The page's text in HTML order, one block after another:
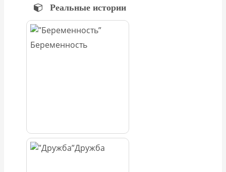
Реальные истории
Беременность
Дружба